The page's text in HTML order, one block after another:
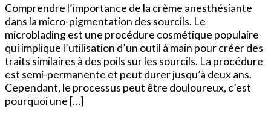
Comprendre l’importance de la crème anesthésiante
dans la micro-pigmentation des sourcils. Le
microblading est une procédure cosmétique populaire
qui implique l’utilisation d’un outil à main pour créer des
traits similaires à des poils sur les sourcils. La procédure
est semi-permanente et peut durer jusqu’à deux ans.
Cependant, le processus peut être douloureux, c’est
pourquoi une […]